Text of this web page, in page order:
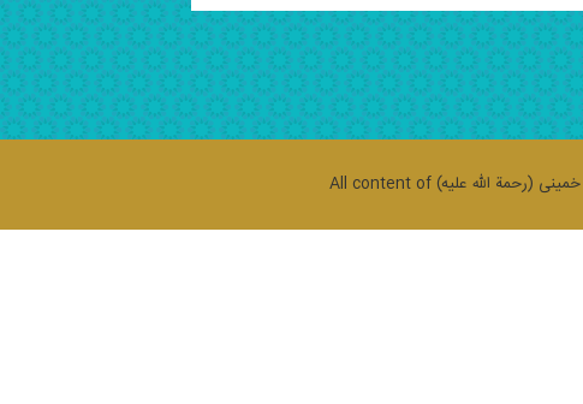
All content of (رحمة الله علیه)